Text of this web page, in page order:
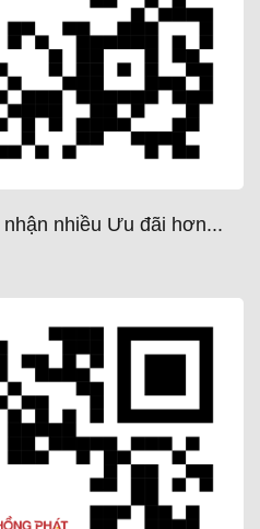
nhiều Ưu đãi hơn...